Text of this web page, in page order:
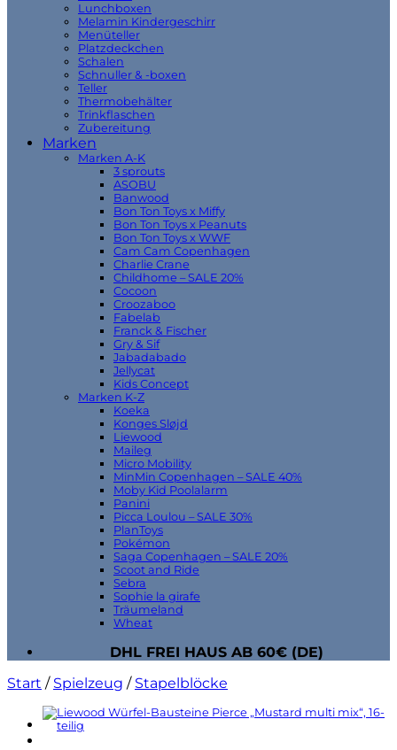
Lunchboxen
Melamin Kindergeschirr
Menüteller
Platzdeckchen
Schalen
Schnuller & -boxen
Teller
Thermobehälter
Trinkflaschen
Zubereitung
Marken
Marken A-K
3 sprouts
ASOBU
Banwood
Bon Ton Toys x Miffy
Bon Ton Toys x Peanuts
Bon Ton Toys x WWF
Cam Cam Copenhagen
Charlie Crane
Childhome – SALE 20%
Cocoon
Croozaboo
Fabelab
Franck & Fischer
Gry & Sif
Jabadabado
Jellycat
Kids Concept
Marken K-Z
Koeka
Konges Sløjd
Liewood
Maileg
Micro Mobility
MinMin Copenhagen – SALE 40%
Moby Kid Poolalarm
Panini
Picca Loulou – SALE 30%
PlanToys
Pokémon
Saga Copenhagen – SALE 20%
Scoot and Ride
Sebra
Sophie la girafe
Träumeland
Wheat
DHL FREI HAUS AB 60€ (DE)
Start / Spielzeug / Stapelblöcke